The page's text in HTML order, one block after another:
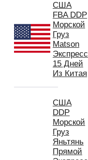
США
FBA DDP
Морской
Груз
Matson
Экспресс
15 Дней
Из Китая
США
DDP
Морской
Груз
Яньтянь
Прямой